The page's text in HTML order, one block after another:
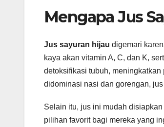
Mengapa Jus
Jus sayuran hijau digemari
kaya akan vitamin A, C, dan K,
detoksifikasi tubuh,
didominasi nasi dan gorengan,
Selain itu, jus ini mudah
pilihan favorit bagi mereka yang